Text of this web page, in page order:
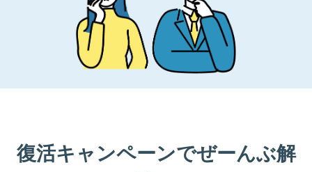
復活キャンペーンでぜーんぶ解